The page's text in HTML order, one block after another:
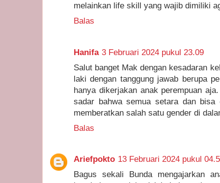
melainkan life skill yang wajib dimiliki
Balas
Hanifa 3 Februari 2024 pukul 23.09
Salut banget Mak dengan kesadaran
laki dengan tanggung jawab berupa
hanya dikerjakan anak perempuan
sadar bahwa semua setara dan bisa
memberatkan salah satu gender di
Balas
Ariefpokto 13 Februari 2024 pukul
Bagus sekali Bunda mengajarkan